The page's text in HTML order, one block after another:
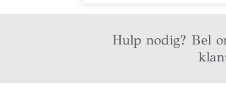
Hulp nodig? Bel